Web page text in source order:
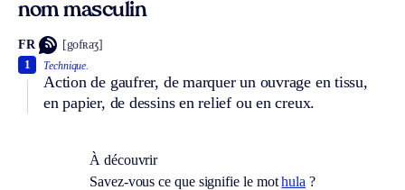
nom masculin
FR [gofʀaʒ]
Technique.
Action de gaufrer, de marquer un ouvrage en tissu,
en papier, de dessins en relief ou en creux.
1
À découvrir
Savez-vous ce que signifie le mothula ?